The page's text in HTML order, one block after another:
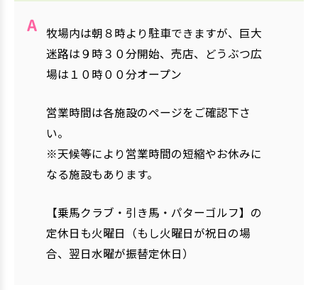
牧場内は朝８時より駐車できますが、巨大
迷路は９時３０分開始、売店、どうぶつ広
場は１０時００分オープン
営業時間は各施設のページをご確認下さ
い。
※天候等により営業時間の短縮やお休みに
なる施設もあります。
【乗馬クラブ・引き馬・パターゴルフ】の
定休日も火曜日（もし火曜日が祝日の場
合、翌日水曜が振替定休日）